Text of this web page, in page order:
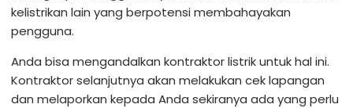
kelistrikan lain yang berpotensi membahayakan
pengguna.
Anda bisa mengandalkan kontraktor listrik untuk hal ini.
Kontraktor selanjutnya akan melakukan cek lapangan
dan melaporkan kepada Anda sekiranya ada yang perlu